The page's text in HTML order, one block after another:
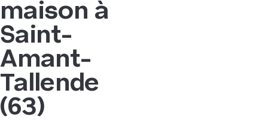
maison à
Saint-
Amant-
Tallende
(63)